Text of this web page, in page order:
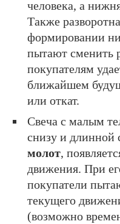
человека, а
Также
формировании
пытают сменить
покупателям
ближайшем
или откат.
Свеча с малым
снизу и длинной
молот,
движения. При
покупатели
текущего
(возможно